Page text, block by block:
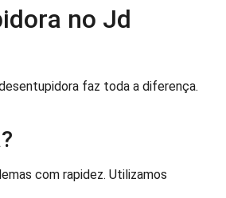
no Jd
faz toda a diferença.
com rapidez. Utilizamos